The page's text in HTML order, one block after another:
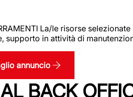
La/le risorse
supporto in attività di
annuncio
BACK